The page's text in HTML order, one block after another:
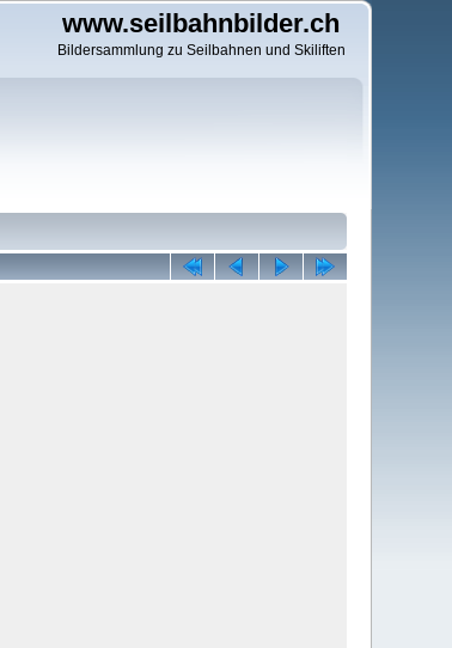
www.seilbahnbilder.ch
Bildersammlung zu Seilbahnen und Skiliften